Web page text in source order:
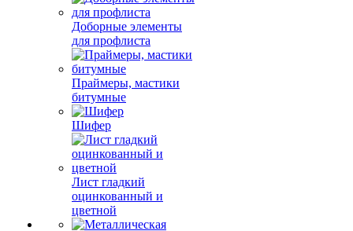
Доборные элементы
для профлиста
Праймеры, мастики
битумные
Шифер
Лист гладкий
оцинкованный и
цветной